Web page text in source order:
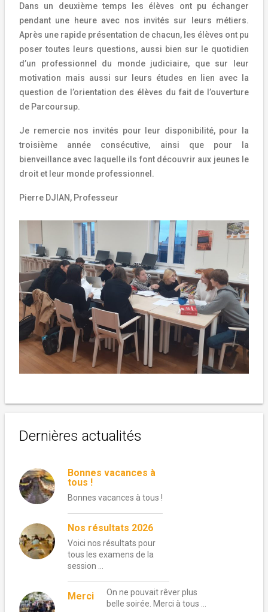
Dans un deuxième temps les élèves ont pu échanger
pendant une heure avec nos invités sur leurs métiers.
Après une rapide présentation de chacun, les élèves ont pu
poser toutes leurs questions, aussi bien sur le quotidien
d’un professionnel du monde judiciaire, que sur leur
motivation mais aussi sur leurs études en lien avec la
question de l’orientation des élèves du fait de l’ouverture
de Parcoursup.
Je remercie nos invités pour leur disponibilité, pour la
troisième année consécutive, ainsi que pour la
bienveillance avec laquelle ils font découvrir aux jeunes le
droit et leur monde professionnel.
Pierre DJIAN, Professeur
Dernières actualités
Bonnes vacances à
tous !
Bonnes vacances à tous !
Nos résultats 2026
Voici nos résultats pour
tous les examens de la
session …
Merci
On ne pouvait rêver plus
belle soirée. Merci à tous …